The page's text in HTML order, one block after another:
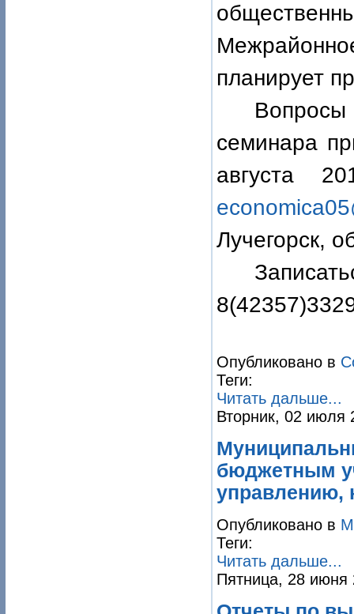
планирует
семинара
августа
economica
Лучегорск,
Опубликовано в
Теги:
Читать дальше...
Вторник, 02 июля
бюджетным
управлению,
Опубликовано в
Теги:
Читать дальше...
Пятница, 28 июня